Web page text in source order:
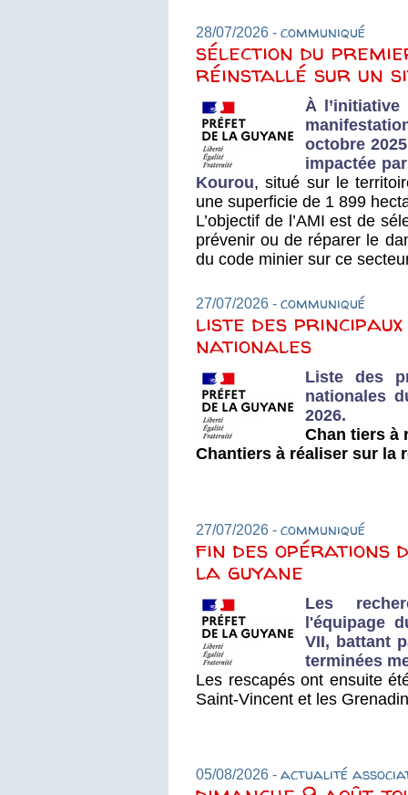
28/07/2026 - communiqué
sélection du
réinstallé sur un
À
octobre
impactée
Kourou, situé sur le
une superficie de 1 899
L’objectif de l’AMI est de
prévenir ou de réparer le
du code minier sur ce
27/07/2026 - communiqué
liste des
nationales
Liste des
nationales
2026.
Chan tiers à
Chantiers à réaliser sur la
27/07/2026 - communiqué
fin des opérations
la guyane
Les
l'équipage
VII, battant
terminées
Les rescapés ont ensuite
Saint-Vincent et les
05/08/2026 - actualité